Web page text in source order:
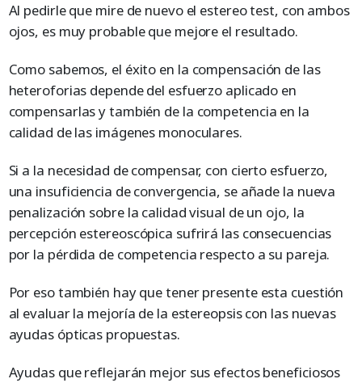
Al pedirle que mire de nuevo el estereo test, con ambos
ojos, es muy probable que mejore el resultado.
Como sabemos, el éxito en la compensación de las
heteroforias depende del esfuerzo aplicado en
compensarlas y también de la competencia en la
calidad de las imágenes monoculares.
Si a la necesidad de compensar, con cierto esfuerzo,
una insuficiencia de convergencia, se añade la nueva
penalización sobre la calidad visual de un ojo, la
percepción estereoscópica sufrirá las consecuencias
por la pérdida de competencia respecto a su pareja.
Por eso también hay que tener presente esta cuestión
al evaluar la mejoría de la estereopsis con las nuevas
ayudas ópticas propuestas.
Ayudas que reflejarán mejor sus efectos beneficiosos